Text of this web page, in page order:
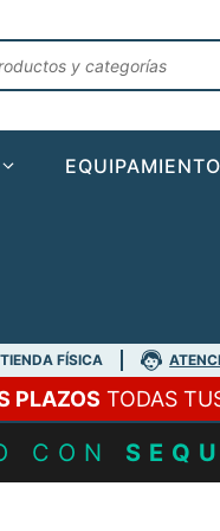
EQUIPAMIENTO
TIENDA FÍSICA
PLAZOS TODAS
CON